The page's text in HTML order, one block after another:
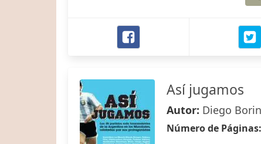
Así jugamos
Autor: Diego
Número de Páginas: